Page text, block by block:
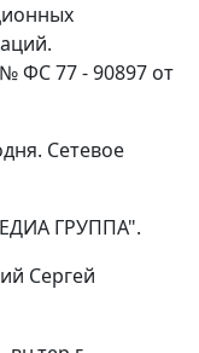
ФС 77 - 90897 от
Сетевое
ГРУППА".
Сергей